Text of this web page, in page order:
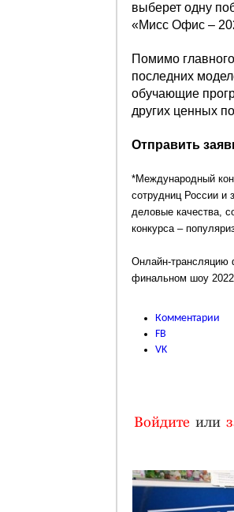
выберет одну
«Мисс Офис –
Помимо
последних
обучающие
других ценных
Отправить
*Международный
сотрудниц России и
деловые качества,
конкурса –
Онлайн-трансляцию
финальном шоу
Комментарии
FB
VK
Войдите или